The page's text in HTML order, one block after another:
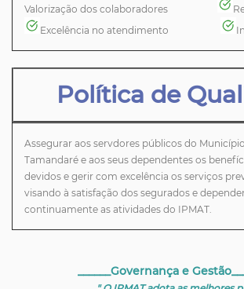
Valorização dos colaboradores
Excelência no atendimento
Política de
Assegurar aos servdores públicos do
Tamandaré e aos seus dependentes os
devidos e gerir com excelência os serviços
visando à satisfação dos segurados e
continuamente as atividades do IPMAT.
______Governança e Gestão